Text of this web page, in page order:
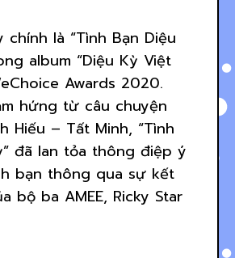
chính là “Tình Bạn Diệu
album “Diệu Kỳ Việt
Awards 2020.
hứng từ câu chuyện
Hiếu – Tất Minh, “Tình
đã lan tỏa thông điệp ý
bạn thông qua sự kết
bộ ba AMEE, Ricky Star